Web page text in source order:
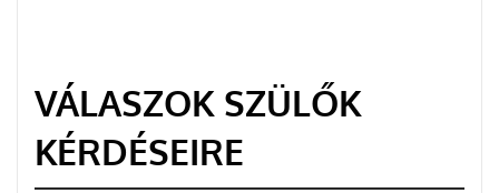
VÁLASZOK SZÜLŐK
KÉRDÉSEIRE